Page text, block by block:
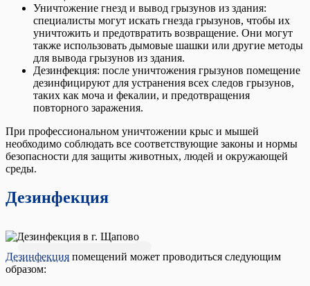
Уничтожение гнезд и вывод грызунов из здания:
специалисты могут искать гнезда грызунов, чтобы их
уничтожить и предотвратить возвращение. Они могут
также использовать дымовые шашки или другие методы
для вывода грызунов из здания.
Дезинфекция: после уничтожения грызунов помещение
дезинфицируют для устранения всех следов грызунов,
таких как моча и фекалии, и предотвращения
повторного заражения.
При профессиональном уничтожении крыс и мышей
необходимо соблюдать все соответствующие законы и нормы
безопасности для защиты животных, людей и окружающей
среды.
Дезинфекция
Дезинфекция помещений может проводиться следующим
образом: